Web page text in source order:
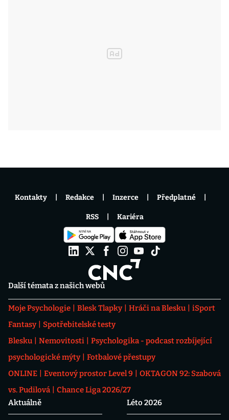
Další témata z našich webů
Moje Psychologie Blesk Tlapky Hráči na Blesku
iSport
Fantasy
Spotřebitelské testy
Blesku
Nemovitosti
Psychologika - podcast rozbíjející
psychologické mýty
Fotbalové přestupy
ONLINE
Eventový prostor Level 9
OKTAGON 92: Szabová
vs. Pudilová
Chance Liga 2026/27
Aktuálně
Léto 2026
Kontakty Redakce Inzerce Předplatné
RSS Kariéra